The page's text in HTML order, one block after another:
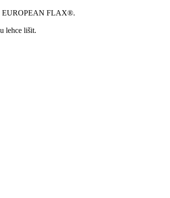
EUROPEAN FLAX®.
lehce lišit.